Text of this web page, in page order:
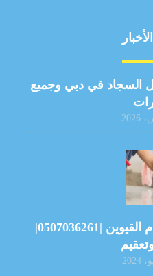
السجاد في دبي وجميع
شركة تعقيم منازل في ام القيوين |0507036261|